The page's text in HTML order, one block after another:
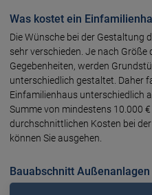
Was kostet ein
Die Wünsche bei der Gestaltung
sehr verschieden. Je nach
Gegebenheiten, werden
unterschiedlich gestaltet. Daher
Einfamilienhaus unterschiedlich
Summe von mindestens 10.000
durchschnittlichen Kosten bei
können Sie ausgehen.
Bauabschnitt Außenanlagen